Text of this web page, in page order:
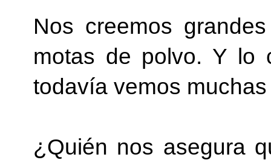
Nos creemos
motas de polvo. Y lo
todavía vemos
¿Quién nos asegura